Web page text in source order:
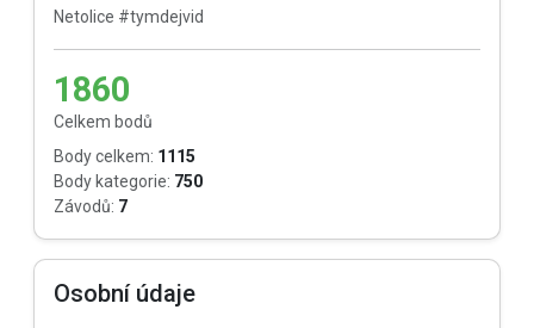
Netolice #tymdejvid
1860
Celkem bodů
Body celkem: 1115
Body kategorie: 750
Závodů: 7
Osobní údaje